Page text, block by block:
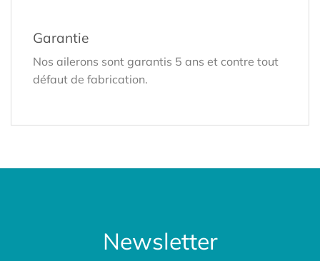
Garantie
Nos ailerons sont garantis 5 ans et contre tout
défaut de fabrication.
Newsletter